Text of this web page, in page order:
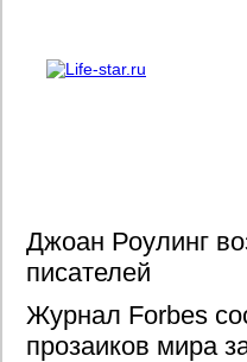
Джоан Роулинг
писателей
Журнал Forbes
прозаиков мира